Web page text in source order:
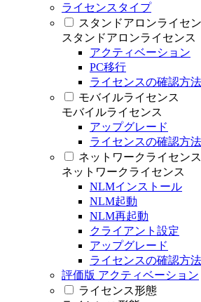
ライセンスタイプ
スタンドアロンライセ
スタンドアロンライセンス
アクティベーション
PC移行
ライセンスの確認方
モバイルライセンス
モバイルライセンス
アップグレード
ライセンスの確認方
ネットワークライセンス
ネットワークライセンス
NLMインストール
NLM起動
NLM再起動
クライアント設定
アップグレード
ライセンスの確認方
評価版 アクティベーション
ライセンス形態